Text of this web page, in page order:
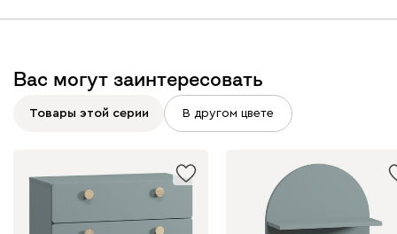
Вас могут заинтересовать
Товары этой серии В другом цвете